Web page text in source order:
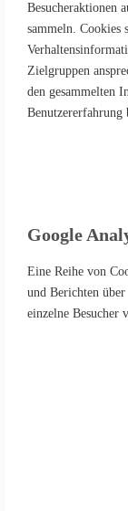
Der
Besucheraktionen
sammeln. Cookies
Zielgruppen
den gesammelten
Benutzererfahrung
Google
Eine Reihe von
und Berichten
einzelne Besucher